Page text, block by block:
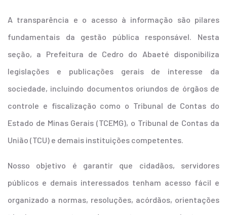
A transparência e o acesso à informação são pilares
fundamentais da gestão pública responsável. Nesta
seção, a Prefeitura de Cedro do Abaeté disponibiliza
legislações e publicações gerais de interesse da
sociedade, incluindo documentos oriundos de órgãos de
controle e fiscalização como o Tribunal de Contas do
Estado de Minas Gerais (TCEMG), o Tribunal de Contas da
União (TCU) e demais instituições competentes.
Nosso objetivo é garantir que cidadãos, servidores
públicos e demais interessados tenham acesso fácil e
organizado a normas, resoluções, acórdãos, orientações